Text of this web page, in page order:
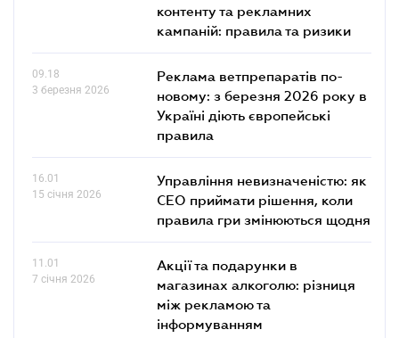
контенту та рекламних
кампаній: правила та ризики
09.18
3 березня 2026
Реклама ветпрепаратів по-
новому: з березня 2026 року в
Україні діють європейські
правила
16.01
15 січня 2026
Управління невизначеністю: як
СЕО приймати рішення, коли
правила гри змінюються щодня
11.01
7 січня 2026
Акції та подарунки в
магазинах алкоголю: різниця
між рекламою та
інформуванням